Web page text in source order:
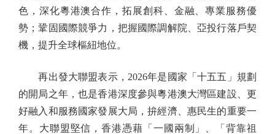
色，深化粵港澳合作，拓展創科、金融、專業服務優
勢；鞏固國際競爭力，把握國際調解院、亞投行落戶契
機，提升全球樞紐地位。
再出發大聯盟表示，2026年是國家「十五五」規劃
的開局之年，也是香港深度參與粵港澳大灣區建設、更
好融入和服務國家發展大局，拚經濟、惠民生的重要一
年。大聯盟堅信，香港憑藉「一國兩制」、「背靠祖